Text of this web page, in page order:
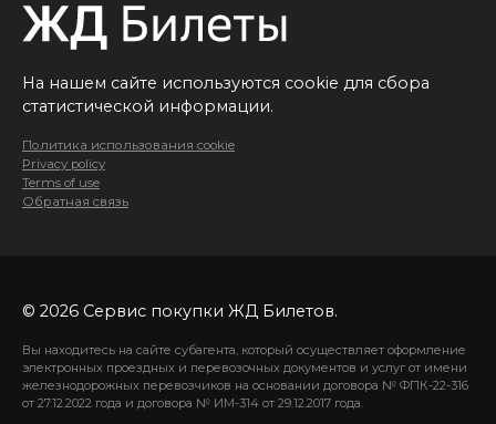
На нашем сайте используются cookie для сбора
статистической информации.
Политика использования cookie
Privacy policy
Terms of use
Обратная связь
© 2026 Сервис покупки ЖД Билетов.
Вы находитесь на сайте субагента, который осуществляет оформление
электронных проездных и перевозочных документов и услуг от имени
железнодорожных перевозчиков на основании договора № ФПК-22-316
от 27.12.2022 года и договора № ИМ-314 от 29.12.2017 года.